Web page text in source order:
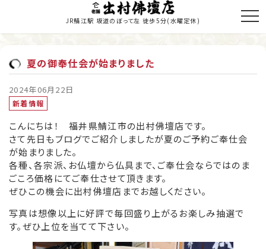
JR鯖江駅 坂道のぼって左 徒歩5分(水曜定休)
商品のご紹介
お仏壇の修理・修復
寺院施工
当店の歩み
職人紹介
新着情報・納入履歴
夏の御奉仕会が始まりました
2024年06月22日
新着情報
こんにちは！ 福井県鯖江市の出村佛壇店です。
さて先日もブログでご紹介しましたが夏のご予約ご奉仕会
が始まりました。
各種、各宗派、お仏壇から仏具まで、ご奉仕会ならではのま
ごころ価格にてご奉仕させて頂きます。
ぜひこの機会に出村佛壇店までお越しください。
写真は想像以上に好評で毎回盛り上がるお楽しみ抽選で
す。ぜひ上位を当てて下さい。